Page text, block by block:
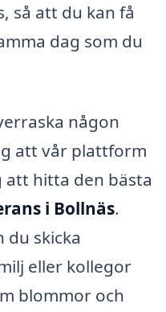
så att du kan få
dag som du
någon
att vår plattform
hitta den bästa
i Bollnäs.
du skicka
eller kollegor
blommor och